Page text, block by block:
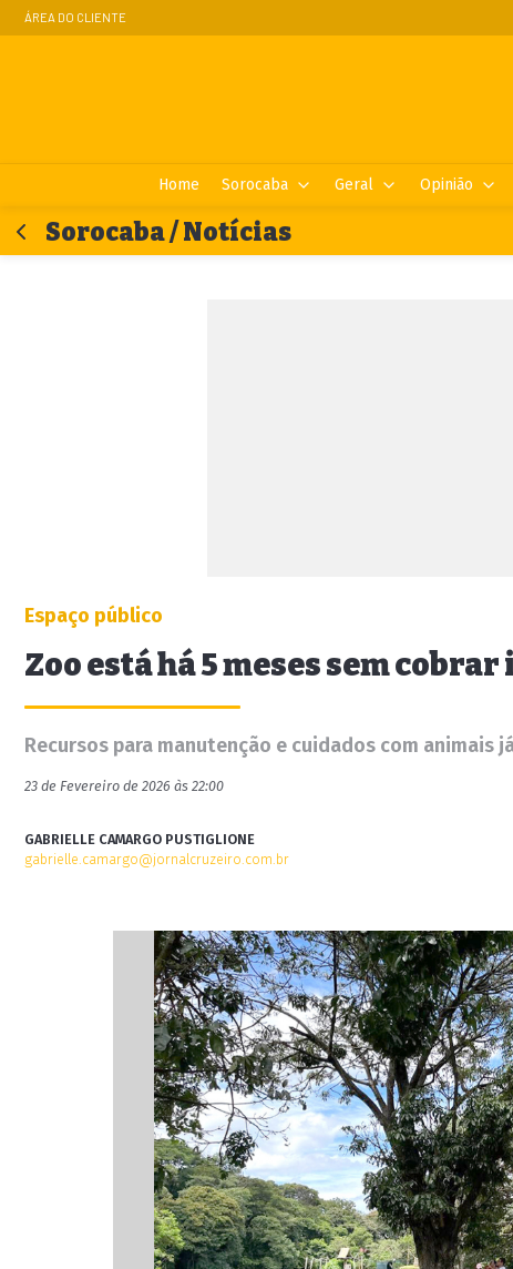
ÁREA DO CLIENTE
Home Sorocaba Geral Opinião
Sorocaba / Notícias
Espaço público
Zoo está há 5 meses sem
Recursos para manutenção e cuidados com
23 de Fevereiro de 2026 às 22:00
GABRIELLE CAMARGO PUSTIGLIONE
gabrielle.camargo@jornalcruzeiro.com.br